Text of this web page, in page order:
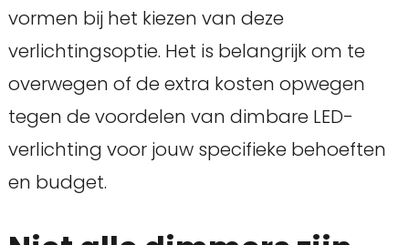
vormen bij het kiezen van deze
verlichtingsoptie. Het is belangrijk om te
overwegen of de extra kosten opwegen
tegen de voordelen van dimbare LED-
verlichting voor jouw specifieke behoeften
en budget.